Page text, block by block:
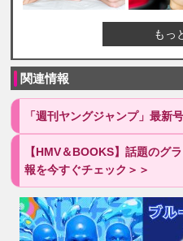
もっ
関連情報
「週刊ヤングジャンプ」最新
【HMV＆BOOKS】話題の
報を今すぐチェック＞＞